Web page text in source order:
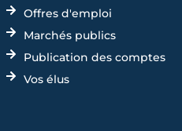
Offres d'emploi
Marchés publics
Publication des comptes
Vos élus